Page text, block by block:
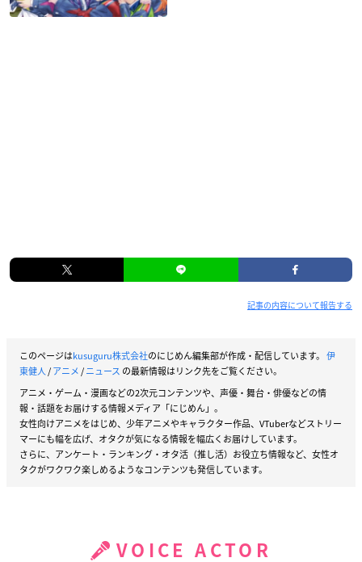
記事の内容について報告する
このページはkusuguru株式会社のにじめん編集部が作成・配信しています。 伊
東健人/アニメ/ニュース の最新情報はリンク先をご覧ください。
アニメ・ゲーム・漫画などの2次元コンテンツや、声優・舞台・俳優などの情
報・話題をお届けする情報メディア「にじめん」。
女性向けアニメをはじめ、少年アニメやキャラクター作品、VTuberなどストリー
マーにも幅を広げ、オタクが気になる情報を幅広くお届けしています。
さらに、アンケート・ランキング・オタ活（推し活）お役立ち情報など、女性オ
タクがワクワク楽しめるようなコンテンツも発信しています。
VOICE ACTOR